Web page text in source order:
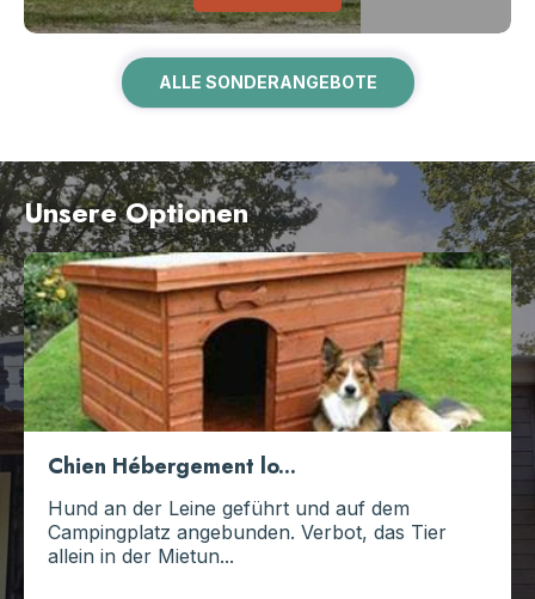
ALLE SONDERANGEBOTE
Unsere Optionen
Chien Hébergement lo...
Hund an der Leine geführt und auf dem
Campingplatz angebunden. Verbot, das Tier
allein in der Mietun...